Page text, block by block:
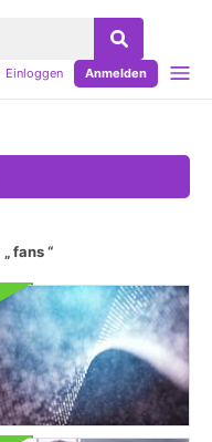
Einloggen Anmelden
fans